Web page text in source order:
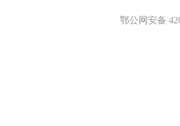
鄂公网安备